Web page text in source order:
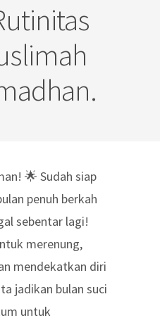
🌟 Sudah siap
penuh berkah
sebentar lagi!
merenung,
mendekatkan diri
jadikan bulan suci
untuk